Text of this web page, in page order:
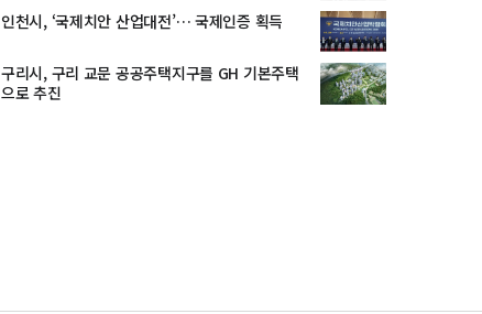
인천시, ‘국제치안 산업대전’… 국제인증 획득
구리시, 구리 교문 공공주택지구를 GH 기본주택
으로 추진